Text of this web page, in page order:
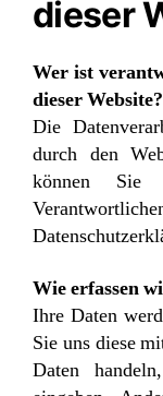
dieser
Wer ist
dieser Website?
Die
durch den
können Sie
Wie erfassen
Ihre Daten
Sie uns diese
Daten